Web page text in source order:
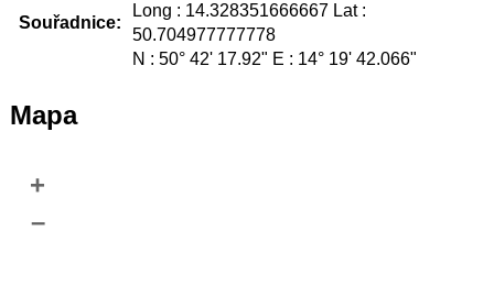
Souřadnice:
Long : 14.328351666667 Lat :
50.704977777778
N : 50° 42' 17.92" E : 14° 19' 42.066"
Mapa
+
–